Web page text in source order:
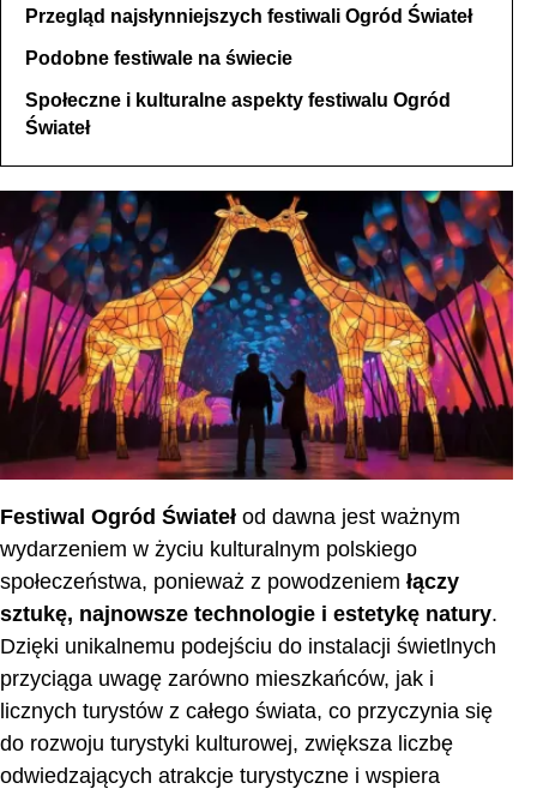
Przegląd najsłynniejszych festiwali Ogród Świateł
Podobne festiwale na świecie
Społeczne i kulturalne aspekty festiwalu Ogród
Świateł
Festiwal Ogród Świateł od dawna jest ważnym
wydarzeniem w życiu kulturalnym polskiego
społeczeństwa, ponieważ z powodzeniem łączy
sztukę, najnowsze technologie i estetykę natury.
Dzięki unikalnemu podejściu do instalacji świetlnych
przyciąga uwagę zarówno mieszkańców, jak i
licznych turystów z całego świata, co przyczynia się
do rozwoju turystyki kulturowej, zwiększa liczbę
odwiedzających atrakcje turystyczne i wspiera